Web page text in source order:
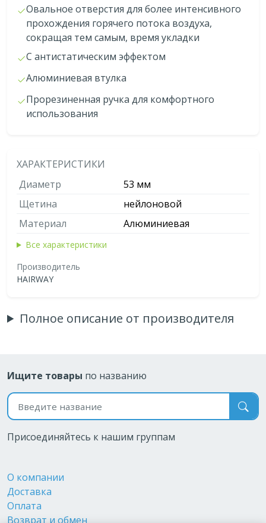
Овальное отверстия для более интенсивного
прохождения горячего потока воздуха,
сокращая тем самым, время укладки
С антистатическим эффектом
Алюминиевая втулка
Прорезиненная ручка для комфортного
использования
ХАРАКТЕРИСТИКИ
Диаметр
53 мм
Щетина
нейлоновой
Материал
Алюминиевая
Все характеристики
Производитель
HAIRWAY
Полное описание от производителя
Ищите товары по названию
Поиск по названию
Присоединяйтесь к нашим группам
О компании
Доставка
Оплата
Возврат и обмен